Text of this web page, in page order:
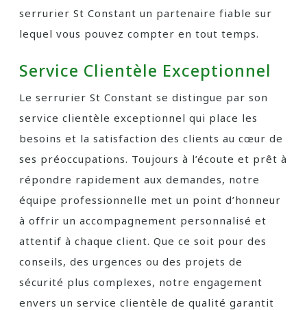
serrurier St Constant un partenaire fiable sur
lequel vous pouvez compter en tout temps.
Service Clientèle Exceptionnel
Le serrurier St Constant se distingue par son
service clientèle exceptionnel qui place les
besoins et la satisfaction des clients au cœur de
ses préoccupations. Toujours à l’écoute et prêt à
répondre rapidement aux demandes, notre
équipe professionnelle met un point d’honneur
à offrir un accompagnement personnalisé et
attentif à chaque client. Que ce soit pour des
conseils, des urgences ou des projets de
sécurité plus complexes, notre engagement
envers un service clientèle de qualité garantit